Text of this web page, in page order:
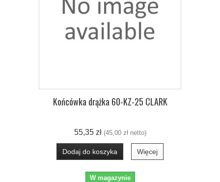
Końcówka drążka 60-KZ-25 CLARK
55,35 zł(45,00 zł netto)
Dodaj do koszyka Więcej
W magazynie